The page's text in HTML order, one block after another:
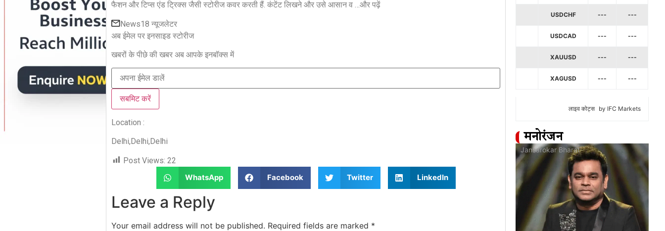
फैशन और टिप्स एंड ट्रिक्स जैसी स्टोरीज कवर करती हैं. कंटेंट लिखने और उसे आसान व …और पढ़ें
News18 न्यूजलेटर
अब ईमेल पर इनसाइड स्‍टोर‍ीज
खबरों के पीछे की खबर अब आपके इनबॉक्‍स में
सबमिट करें
Location :
Delhi, Delhi, Delhi
Post Views: 22
WhatsApp
Facebook Twitter LinkedIn
Leave a Reply
Your email address will not be published. Required fields are marked *
USDCHF --- ---
USDCAD --- ---
XAUUSD --- ---
XAGUSD --- ---
लाइव कोट्स by IFC Markets
मनोरंजन
Jansarokar Bharat